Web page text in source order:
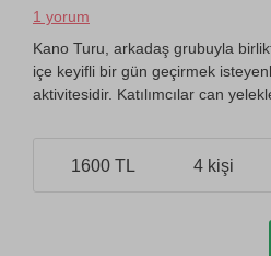
1 yorum
Kano Turu, arkadaş grubuyla
içe keyifli bir gün geçirmek
aktivitesidir. Katılımcılar can
1600 TL 4 kişi